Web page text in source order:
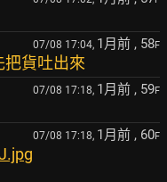
07/08 17:04, 1月前 , 58F
把貨吐出來
07/08 17:18, 1月前 , 59F
07/08 17:18, 1月前 , 60F